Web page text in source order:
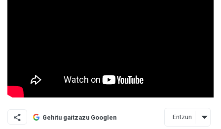
Gehitu gaitzazu Googlen Entzun